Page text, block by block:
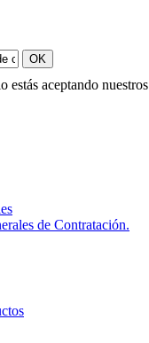
OK
estás aceptando nuestros
de Contratación.